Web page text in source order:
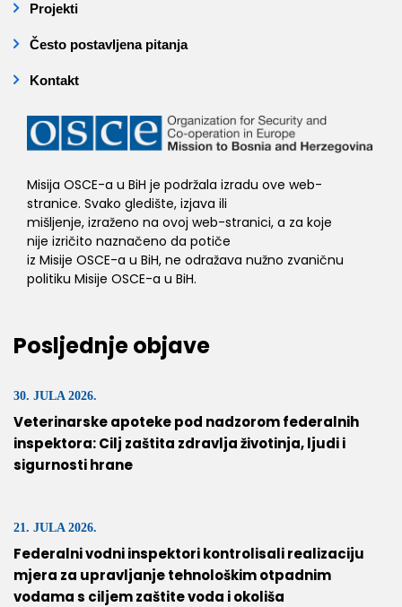
Projekti
Često postavljena pitanja
Kontakt
Misija OSCE-a u BiH je podržala izradu ove web-
stranice. Svako gledište, izjava ili
mišljenje, izraženo na ovoj web-stranici, a za koje
nije izričito naznačeno da potiče
iz Misije OSCE-a u BiH, ne odražava nužno zvaničnu
politiku Misije OSCE-a u BiH.
Posljednje objave
30. JULA 2026.
Veterinarske apoteke pod nadzorom federalnih
inspektora: Cilj zaštita zdravlja životinja, ljudi i
sigurnosti hrane
21. JULA 2026.
Federalni vodni inspektori kontrolisali realizaciju
mjera za upravljanje tehnološkim otpadnim
vodama s ciljem zaštite voda i okoliša